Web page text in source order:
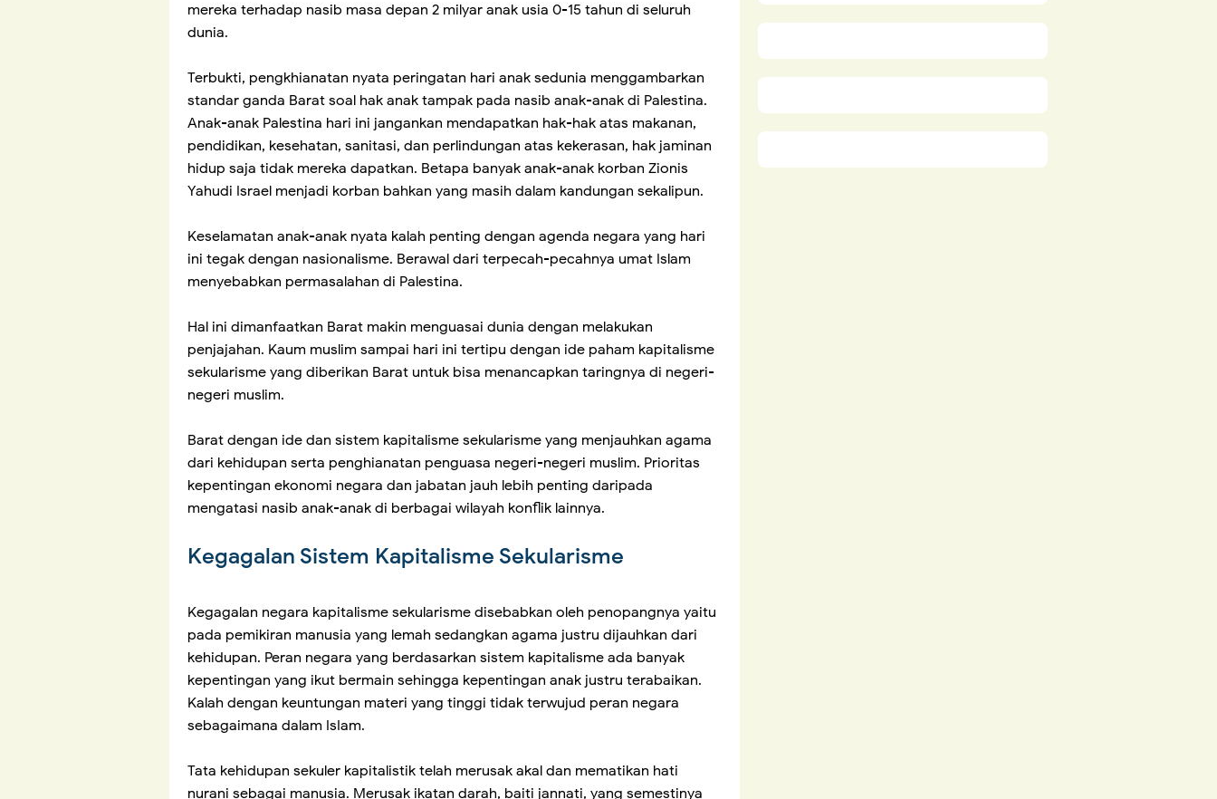
mereka terhadap nasib masa depan 2 milyar anak usia 0-15 tahun di seluruh
dunia.
Terbukti, pengkhianatan nyata peringatan hari anak sedunia menggambarkan
standar ganda Barat soal hak anak tampak pada nasib anak-anak di Palestina.
Anak-anak Palestina hari ini jangankan mendapatkan hak-hak atas makanan,
pendidikan, kesehatan, sanitasi, dan perlindungan atas kekerasan, hak jaminan
hidup saja tidak mereka dapatkan. Betapa banyak anak-anak korban Zionis
Yahudi Israel menjadi korban bahkan yang masih dalam kandungan sekalipun.
Keselamatan anak-anak nyata kalah penting dengan agenda negara yang hari
ini tegak dengan nasionalisme. Berawal dari terpecah-pecahnya umat Islam
menyebabkan permasalahan di Palestina.
Hal ini dimanfaatkan Barat makin menguasai dunia dengan melakukan
penjajahan. Kaum muslim sampai hari ini tertipu dengan ide paham kapitalisme
sekularisme yang diberikan Barat untuk bisa menancapkan taringnya di negeri-
negeri muslim.
Barat dengan ide dan sistem kapitalisme sekularisme yang menjauhkan agama
dari kehidupan serta penghianatan penguasa negeri-negeri muslim. Prioritas
kepentingan ekonomi negara dan jabatan jauh lebih penting daripada
mengatasi nasib anak-anak di berbagai wilayah konflik lainnya.
Kegagalan Sistem Kapitalisme Sekularisme
Kegagalan negara kapitalisme sekularisme disebabkan oleh penopangnya yaitu
pada pemikiran manusia yang lemah sedangkan agama justru dijauhkan dari
kehidupan. Peran negara yang berdasarkan sistem kapitalisme ada banyak
kepentingan yang ikut bermain sehingga kepentingan anak justru terabaikan.
Kalah dengan keuntungan materi yang tinggi tidak terwujud peran negara
sebagaimana dalam IsIam.
Tata kehidupan sekuler kapitalistik telah merusak akal dan mematikan hati
nurani sebagai manusia. Merusak ikatan darah, baiti jannati, yang semestinya